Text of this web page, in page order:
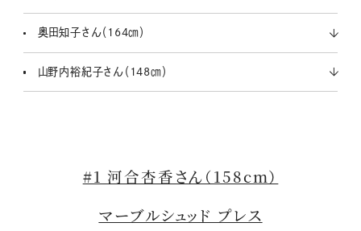
奥田知子さん（164㎝）
山野内裕紀子さん（148㎝）
#1 河合杏香さん（158cm）
マーブルシュッド プレス